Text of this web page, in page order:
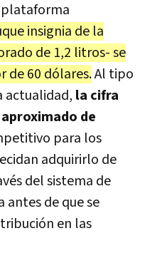
plataforma
insignia de la
de 1,2 litros- se
de 60 dólares.Al tipo
actualidad, la cifra
de
para los
adquirirlo de
del sistema de
antes de que se
en las